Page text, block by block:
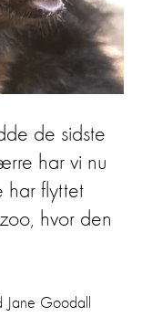
de sidste
har vi nu
har flyttet
hvor den
Jane Goodall